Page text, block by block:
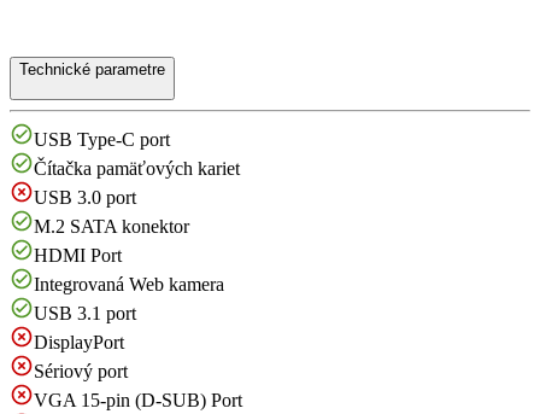
Technické parametre
USB Type-C port
Čítačka pamäťových kariet
USB 3.0 port
M.2 SATA konektor
HDMI Port
Integrovaná Web kamera
USB 3.1 port
DisplayPort
Sériový port
VGA 15-pin (D-SUB) Port